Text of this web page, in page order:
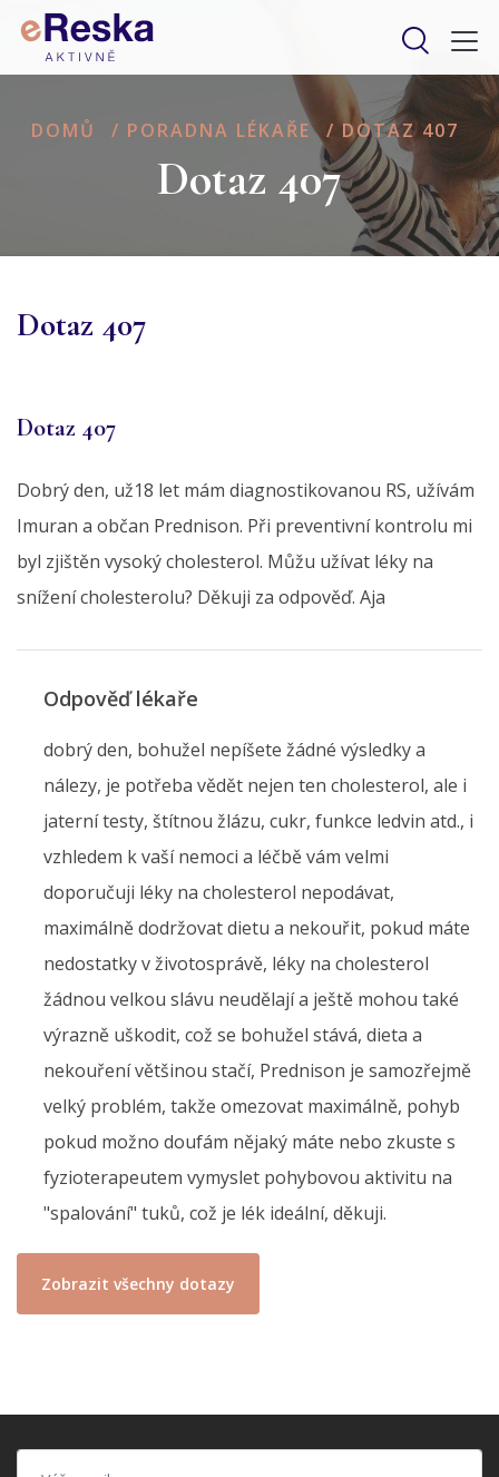
DOMŮ / PORADNA LÉKAŘE / DOTAZ 407
Dotaz 407
Dotaz 407
Dotaz 407
Dobrý den, už18 let mám diagnostikovanou RS, užívám
Imuran a občan Prednison. Při preventivní kontrolu mi
byl zjištěn vysoký cholesterol. Můžu užívat léky na
snížení cholesterolu? Děkuji za odpověď. Aja
Odpověď lékaře
dobrý den, bohužel nepíšete žádné výsledky a
nálezy, je potřeba vědět nejen ten cholesterol, ale i
jaterní testy, štítnou žlázu, cukr, funkce ledvin atd., i
vzhledem k vaší nemoci a léčbě vám velmi
doporučuji léky na cholesterol nepodávat,
maximálně dodržovat dietu a nekouřit, pokud máte
nedostatky v životosprávě, léky na cholesterol
žádnou velkou slávu neudělají a ještě mohou také
výrazně uškodit, což se bohužel stává, dieta a
nekouření většinou stačí, Prednison je samozřejmě
velký problém, takže omezovat maximálně, pohyb
pokud možno doufám nějaký máte nebo zkuste s
fyzioterapeutem vymyslet pohybovou aktivitu na
"spalování" tuků, což je lék ideální, děkuji.
Zobrazit všechny dotazy